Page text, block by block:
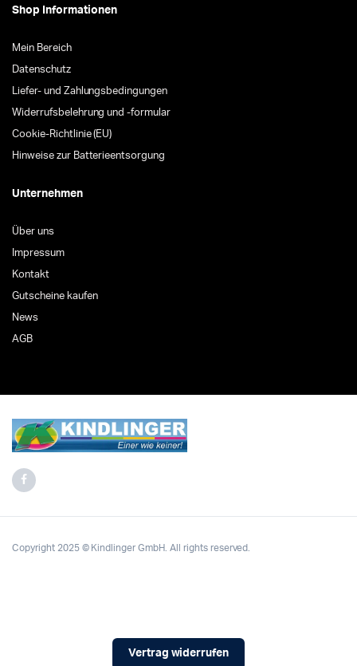
Shop Informationen
Mein Bereich
Datenschutz
Liefer- und Zahlungsbedingungen
Widerrufsbelehrung und -formular
Cookie-Richtlinie (EU)
Hinweise zur Batterieentsorgung
Unternehmen
Über uns
Impressum
Kontakt
Gutscheine kaufen
News
AGB
Copyright 2025 © Kindlinger GmbH. All rights reserved.
Vertrag widerrufen